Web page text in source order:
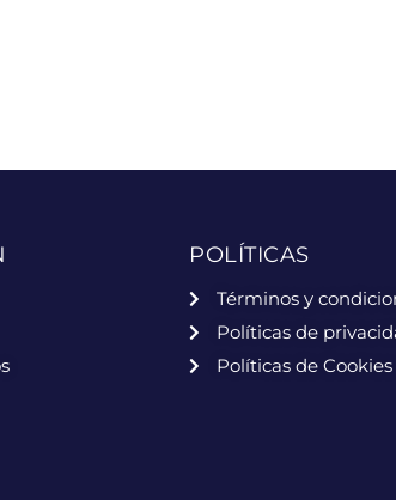
POLÍTICAS
Términos y
Políticas de
Políticas de Cookies